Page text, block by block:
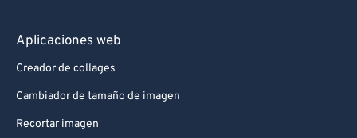
Aplicaciones web
Creador de collages
Cambiador de tamaño de imagen
Recortar imagen